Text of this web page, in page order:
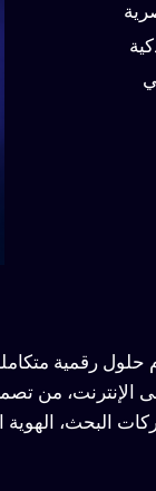
حلول رقمية
الإنترنت، من
البحث، الهوية